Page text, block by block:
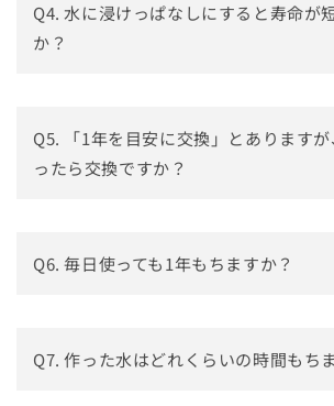
Q4. 水に浸けっぱなしにすると寿命が
か？
Q5. 「1年を目安に交換」とあります
ったら交換ですか？
Q6. 毎日使っても1年もちますか？
Q7. 作った水はどれくらいの時間もち